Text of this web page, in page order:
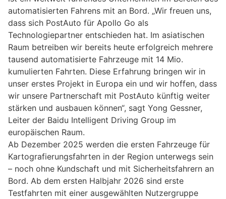
automatisierten Fahrens mit an Bord. „Wir freuen uns,
dass sich PostAuto für Apollo Go als
Technologiepartner entschieden hat. Im asiatischen
Raum betreiben wir bereits heute erfolgreich mehrere
tausend automatisierte Fahrzeuge mit 14 Mio.
kumulierten Fahrten. Diese Erfahrung bringen wir in
unser erstes Projekt in Europa ein und wir hoffen, dass
wir unsere Partnerschaft mit PostAuto künftig weiter
stärken und ausbauen können“, sagt Yong Gessner,
Leiter der Baidu Intelligent Driving Group im
europäischen Raum.
Ab Dezember 2025 werden die ersten Fahrzeuge für
Kartografierungsfahrten in der Region unterwegs sein
– noch ohne Kundschaft und mit Sicherheitsfahrern an
Bord. Ab dem ersten Halbjahr 2026 sind erste
Testfahrten mit einer ausgewählten Nutzergruppe